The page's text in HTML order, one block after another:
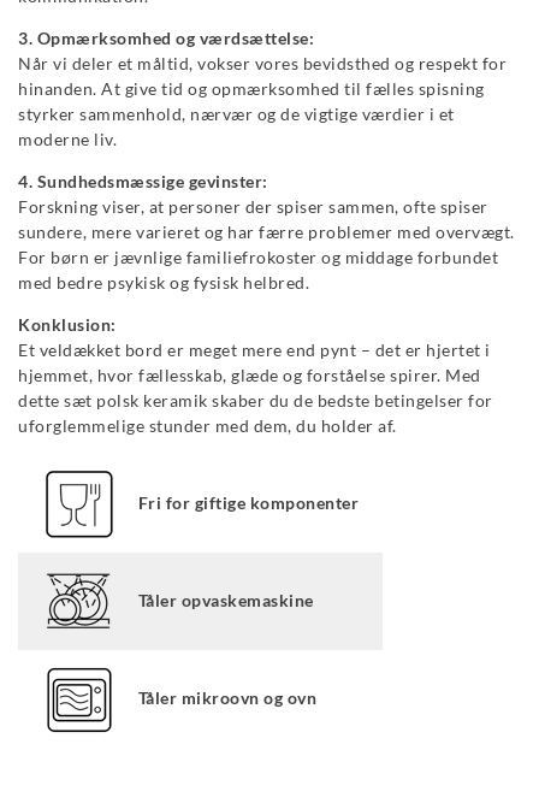
3. Opmærksomhed og værdsættelse:
Når vi deler et måltid, vokser vores bevidsthed og respekt for
hinanden. At give tid og opmærksomhed til fælles spisning
styrker sammenhold, nærvær og de vigtige værdier i et
moderne liv.
4. Sundhedsmæssige gevinster:
Forskning viser, at personer der spiser sammen, ofte spiser
sundere, mere varieret og har færre problemer med overvægt.
For børn er jævnlige familiefrokoster og middage forbundet
med bedre psykisk og fysisk helbred.
Konklusion:
Et veldækket bord er meget mere end pynt – det er hjertet i
hjemmet, hvor fællesskab, glæde og forståelse spirer. Med
dette sæt polsk keramik skaber du de bedste betingelser for
uforglemmelige stunder med dem, du holder af.
Fri for giftige komponenter
Tåler opvaskemaskine
Tåler mikroovn og ovn